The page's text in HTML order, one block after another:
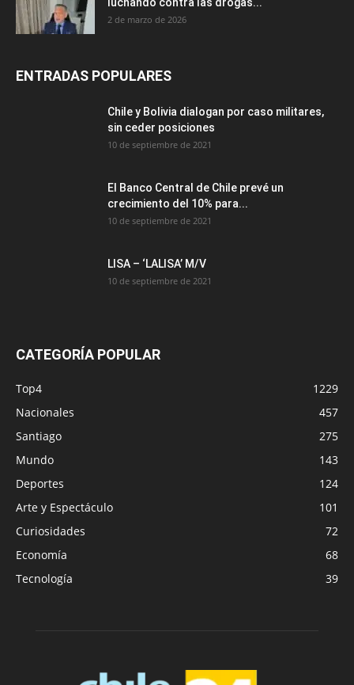
luchando contra las drogas...
2 de marzo de 2026
ENTRADAS POPULARES
Chile y Bolivia dialogan por caso militares,
sin ceder posiciones
10 de septiembre de 2021
El Banco Central de Chile prevé un
crecimiento del 10% para...
10 de septiembre de 2021
LISA – ‘LALISA’ M/V
10 de septiembre de 2021
CATEGORÍA POPULAR
Top4
1229
Nacionales
457
Santiago
275
Mundo
143
Deportes
124
Arte y Espectáculo
101
Curiosidades
72
Economía
68
Tecnología
39